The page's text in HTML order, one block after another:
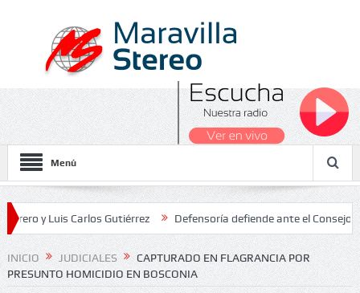
Menú
Carlos Gutiérrez Defensoría defiende ante el Consejo de
Nacionales 2026
INICIO JUDICIALES
CAPTURADO EN FLAGRANCIA POR
PRESUNTO HOMICIDIO EN BOSCONIA